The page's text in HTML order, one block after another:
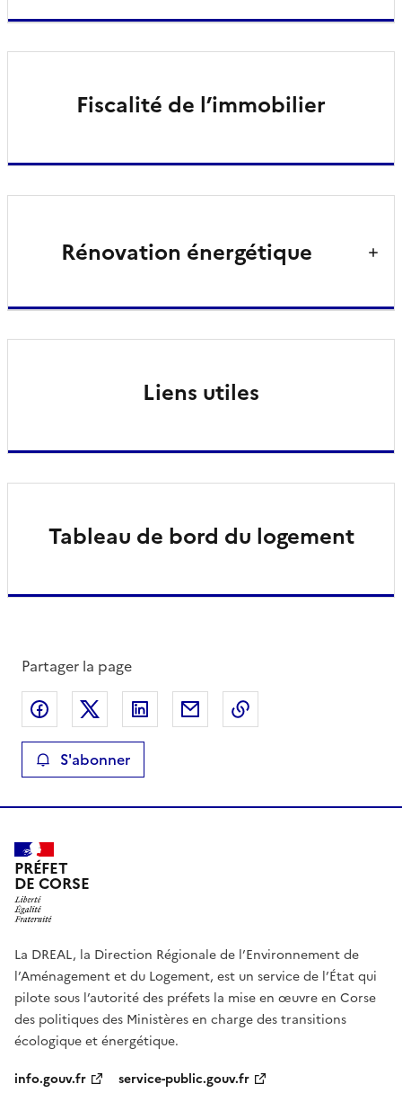
Fiscalité de l’immobilier
Rénovation énergétique
Liens utiles
Tableau de bord du logement
Partager la page
Partager sur Facebook
Partager sur XPartager sur LinkedIn
Partager par email
S'abonner
PRÉFET
DE CORSE
La DREAL, la Direction Régionale de l’Environnement de
l’Aménagement et du Logement, est un service de l’État qui
pilote sous l’autorité des préfets la mise en œuvre en Corse
des politiques des Ministères en charge des transitions
écologique et énergétique.
info.gouv.fr
service-public.gouv.fr